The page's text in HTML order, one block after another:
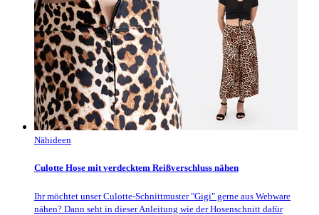
Nähideen
Culotte Hose mit verdecktem Reißverschluss nähen
Ihr möchtet unser Culotte-Schnittmuster "Gigi" gerne aus Webware
nähen? Dann seht in dieser Anleitung wie der Hosenschnitt dafür